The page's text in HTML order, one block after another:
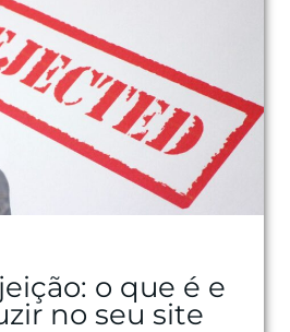
o que é e
no seu site